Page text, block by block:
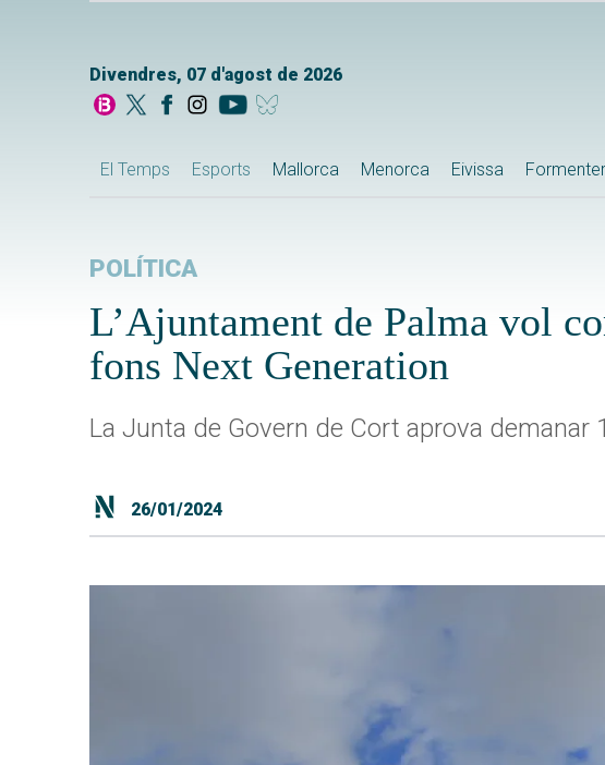
Divendres, 07 d'agost de 2026
El Temps Esports Mallorca Menorca Eivissa
POLÍTICA
L’Ajuntament de Palma vol
fons Next Generation
La Junta de Govern de Cort aprova
26/01/2024